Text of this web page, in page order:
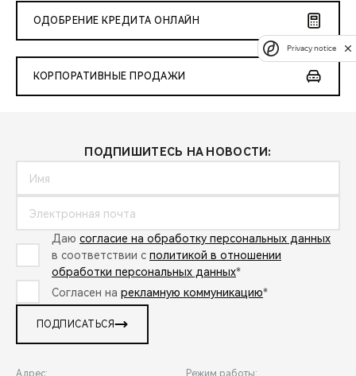
ОДОБРЕНИЕ КРЕДИТА ОНЛАЙН
КОРПОРАТИВНЫЕ ПРОДАЖИ
ПОДПИШИТЕСЬ НА НОВОСТИ:
Даю согласие на обработку персональных данных
в соответствии с политикой в отношении
обработки персональных данных*
Согласен на рекламную коммуникацию*
ПОДПИСАТЬСЯ
Адрес: Режим работы:
Privacy notice